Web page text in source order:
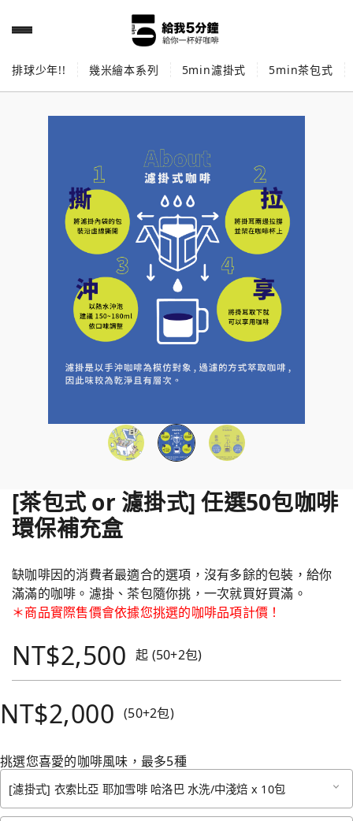
排球少年!! 幾米繪本系列 5min濾掛式 5min茶包式
[茶包式 or 濾掛式] 任選50包咖啡
環保補充盒
缺咖啡因的消費者最適合的選項，沒有多餘的包裝，給你
滿滿的咖啡。濾掛、茶包隨你挑，一次就買好買滿。
＊商品實際售價會依據您挑選的咖啡品項計價！
NT$2,500 起 (50+2包)
NT$2,000 (50+2包)
挑選您喜愛的咖啡風味，最多5種
[濾掛式] 衣索比亞 耶加雪啡 哈洛巴 水洗/中淺焙 x 10包